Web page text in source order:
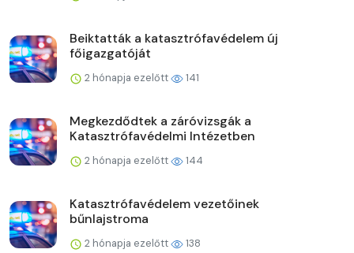
Beiktatták a katasztrófavédelem új
főigazgatóját
2 hónapja ezelőtt 141
Megkezdődtek a záróvizsgák a
Katasztrófavédelmi Intézetben
2 hónapja ezelőtt 144
Katasztrófavédelem vezetőinek
bűnlajstroma
2 hónapja ezelőtt 138